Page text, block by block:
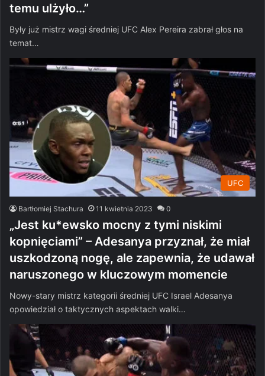
temu ulżyło…”
Były już mistrz wagi średniej UFC Alex Pereira zabrał głos na
temat…
UFC
Bartłomiej Stachura 11 kwietnia 2023 0
„Jest ku*ewsko mocny z tymi niskimi
kopnięciami” – Adesanya przyznał, że miał
uszkodzoną nogę, ale zapewnia, że udawał
naruszonego w kluczowym momencie
Nowy-stary mistrz kategorii średniej UFC Israel Adesanya
opowiedział o taktycznych aspektach walki…